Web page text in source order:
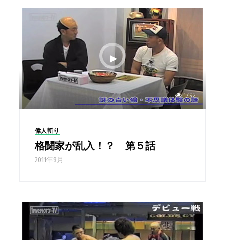
1,492
偉人斬り
格闘家が乱入！？ 第５話
2011年9月